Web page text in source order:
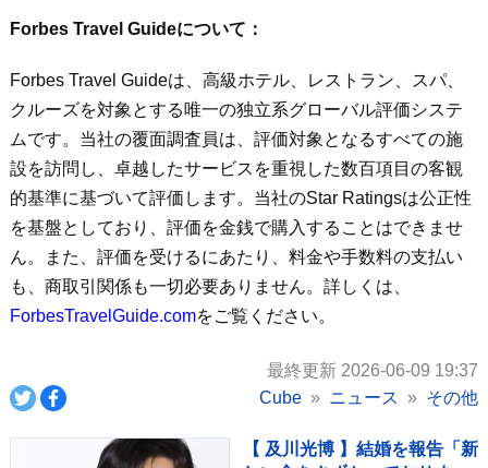
Forbes Travel Guideについて：
Forbes Travel Guideは、高級ホテル、レストラン、スパ、
クルーズを対象とする唯一の独立系グローバル評価システ
ムです。当社の覆面調査員は、評価対象となるすべての施
設を訪問し、卓越したサービスを重視した数百項目の客観
的基準に基づいて評価します。当社のStar Ratingsは公正性
を基盤としており、評価を金銭で購入することはできませ
ん。また、評価を受けるにあたり、料金や手数料の支払い
も、商取引関係も一切必要ありません。詳しくは、
ForbesTravelGuide.comをご覧ください。
最終更新 2026-06-09 19:37
Cube
ニュース その他
【 及川光博 】結婚を報告「新